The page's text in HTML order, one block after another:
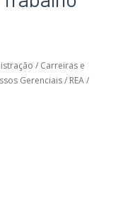
/ Carreiras e
Gerenciais/ REA/